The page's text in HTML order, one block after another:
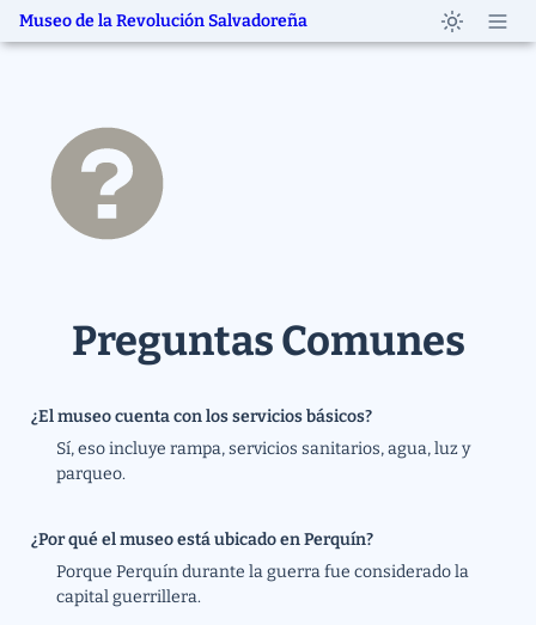
Museo de la Revolución Salvadoreña
Preguntas Comunes
¿El museo cuenta con los servicios básicos?
Sí, eso incluye rampa, servicios sanitarios, agua, luz y
parqueo.
¿Por qué el museo está ubicado en Perquín?
Porque Perquín durante la guerra fue considerado la
capital guerrillera.